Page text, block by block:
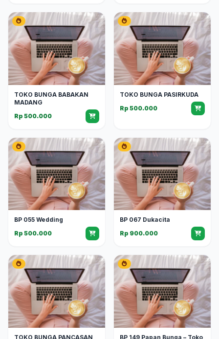
TOKO BUNGA BABAKAN
MADANG
Rp 500.000
TOKO BUNGA PASIRKUDA
Rp 500.000
BP 055 Wedding
Rp 500.000
BP 067 Dukacita
Rp 900.000
TOKO BUNGA PANCASAN
BP 149 Papan Bunga – Toko